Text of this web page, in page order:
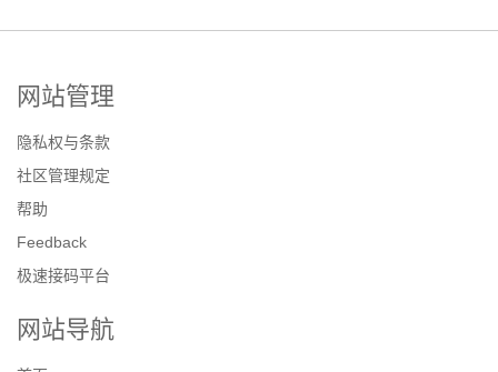
网站管理
隐私权与条款
社区管理规定
帮助
Feedback
极速接码平台
网站导航